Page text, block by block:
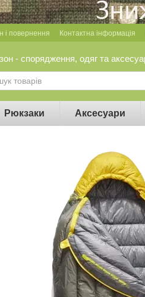
і повернення Контактна інформація
- спорядження, одяг та
Рюкзаки Аксесуари